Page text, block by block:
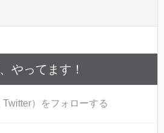
やってます！
） をフォローする